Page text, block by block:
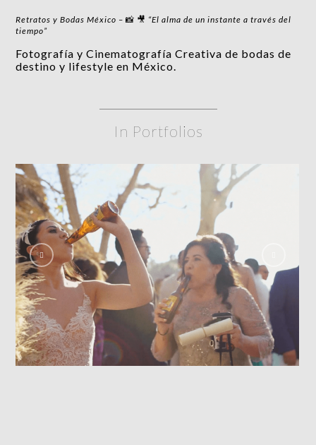
Retratos y Bodas México –📸 🎥 “El alma de un instante a través del
tiempo”
Fotografía y Cinematografía Creativa de bodas de
destino y lifestyle en México.
In Portfolios
🎬💍🌴 Viridiana + David | Come What May
(TEASER) – Video de Boda en Punta Monterrey
Beach Resort, Riviera Nayarit 🌊✨
VIDEOS